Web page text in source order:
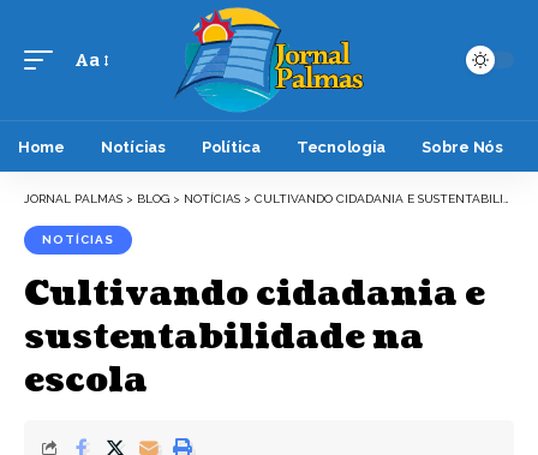
Font
Aa
Home Notícias Política Tecnologia Sobre Nós
JORNAL PALMAS > BLOG > NOTÍCIAS > CULTIVANDO CIDADANIA E SUSTENTABILIDADE NA ESCOLA
NOTÍCIAS
Cultivando cidadania e
sustentabilidade na
escola